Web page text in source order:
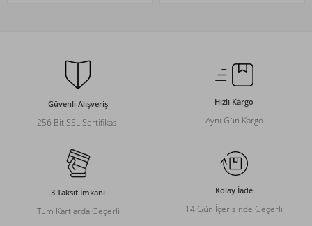
Güvenli Alışveriş
256 Bit SSL Sertifikası
Hızlı Kargo
Aynı Gün Kargo
3 Taksit İmkanı
Tüm Kartlarda Geçerli
Kolay İade
14 Gün İçerisinde Geçerli